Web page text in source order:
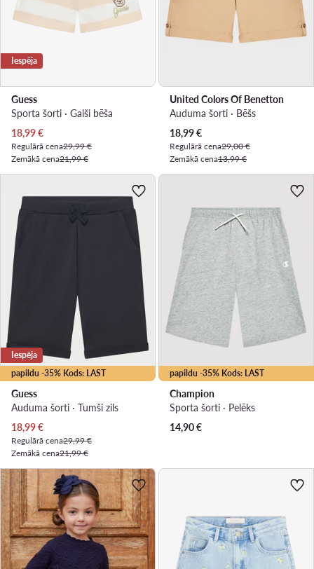
Iespēja
Guess
Sporta šorti · Gaiši bēša
Pašreizējā cena
18,99€
Regulārā cena29,99 €
Zemākā cena21,99 €
United Colors Of Benetton
Auduma šorti · Bēšs
Pašreizējā cena
18,99€
Regulārā cena29,00 €
Zemākā cena13,99 €
papildu -35% Kods: LAST
Iespēja
Guess
Auduma šorti · Tumši zils
Pašreizējā cena
18,99€
Regulārā cena29,99 €
Zemākā cena21,99 €
papildu -35% Kods: LAST
Champion
Sporta šorti · Pelēks
14,90€